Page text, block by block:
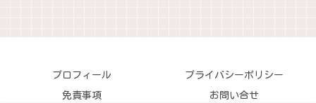
プロフィール プライバシーポリシー
免責事項 お問い合せ